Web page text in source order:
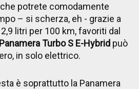
potrete comodamente
– si scherza, eh - grazie a
litri per 100 km, favoriti dal
Turbo S E-Hybrid può
in solo elettrico.
è soprattutto la Panamera